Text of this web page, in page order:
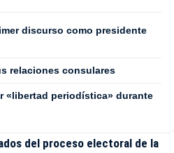
discurso como presidente
relaciones consulares
«libertad periodística» durante
del proceso electoral de la